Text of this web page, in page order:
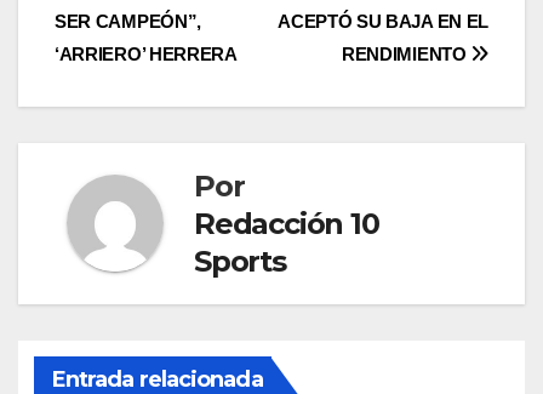
ACEPTÓ SU BAJA EN EL
RENDIMIENTO
SER CAMPEÓN”,
‘ARRIERO’ HERRERA
Por
Redacción 10
Sports
Entrada relacionada